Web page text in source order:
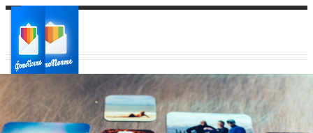
Ваш город: